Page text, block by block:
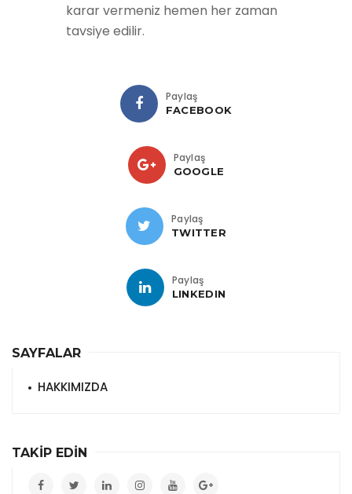
karar vermeniz hemen her zaman
tavsiye edilir.
Paylaş
FACEBOOK
Paylaş
GOOGLE
Paylaş
TWITTER
Paylaş
LINKEDIN
SAYFALAR
HAKKIMIZDA
TAKİP EDİN